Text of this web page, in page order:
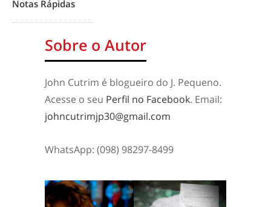
Notas Rápidas
Sobre o Autor
John Cutrim é blogueiro do J. Pequeno.
Acesse o seu Perfil no Facebook. Email:
johncutrimjp30@gmail.com
WhatsApp: (098) 98297-8499